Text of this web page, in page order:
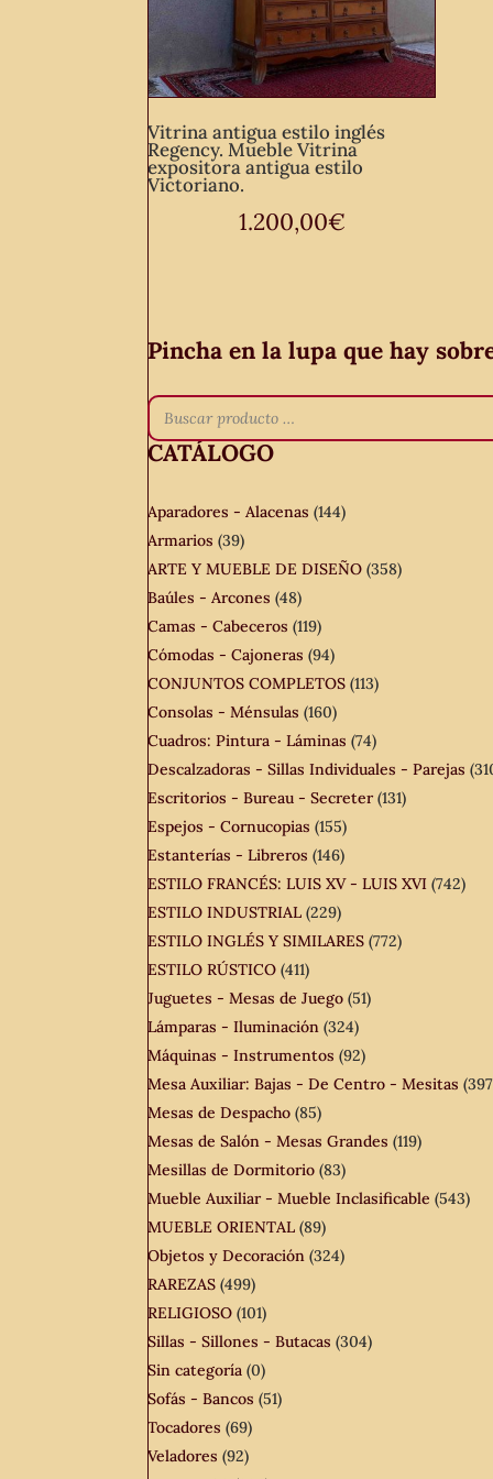
Vitrina antigua estilo inglés
Regency. Mueble Vitrina
expositora antigua estilo
Victoriano.
1.200,00€
Pincha en la lupa que hay
CATÁLOGO
Aparadores - Alacenas (144)
Armarios (39)
ARTE Y MUEBLE DE DISEÑO (358)
Baúles - Arcones (48)
Camas - Cabeceros (119)
Cómodas - Cajoneras (94)
CONJUNTOS COMPLETOS (113)
Consolas - Ménsulas (160)
Cuadros: Pintura - Láminas (74)
Descalzadoras - Sillas Individuales - Parejas
Escritorios - Bureau - Secreter (131)
Espejos - Cornucopias (155)
Estanterías - Libreros (146)
ESTILO FRANCÉS: LUIS XV - LUIS XVI (742)
ESTILO INDUSTRIAL (229)
ESTILO INGLÉS Y SIMILARES (772)
ESTILO RÚSTICO (411)
Juguetes - Mesas de Juego (51)
Lámparas - Iluminación (324)
Máquinas - Instrumentos (92)
Mesa Auxiliar: Bajas - De Centro - Mesitas
Mesas de Despacho (85)
Mesas de Salón - Mesas Grandes (119)
Mesillas de Dormitorio (83)
Mueble Auxiliar - Mueble Inclasificable (543)
MUEBLE ORIENTAL (89)
Objetos y Decoración (324)
RAREZAS (499)
RELIGIOSO (101)
Sillas - Sillones - Butacas (304)
Sin categoría (0)
Sofás - Bancos (51)
Tocadores (69)
Veladores (92)